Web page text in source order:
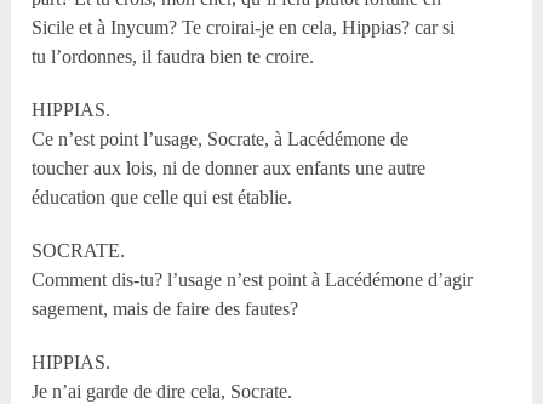
Sicile et à Inycum? Te croirai-je en cela, Hippias? car si
tu l’ordonnes, il faudra bien te croire.
HIPPIAS.
Ce n’est point l’usage, Socrate, à Lacédémone de
toucher aux lois, ni de donner aux enfants une autre
éducation que celle qui est établie.
SOCRATE.
Comment dis-tu? l’usage n’est point à Lacédémone d’agir
sagement, mais de faire des fautes?
HIPPIAS.
Je n’ai garde de dire cela, Socrate.